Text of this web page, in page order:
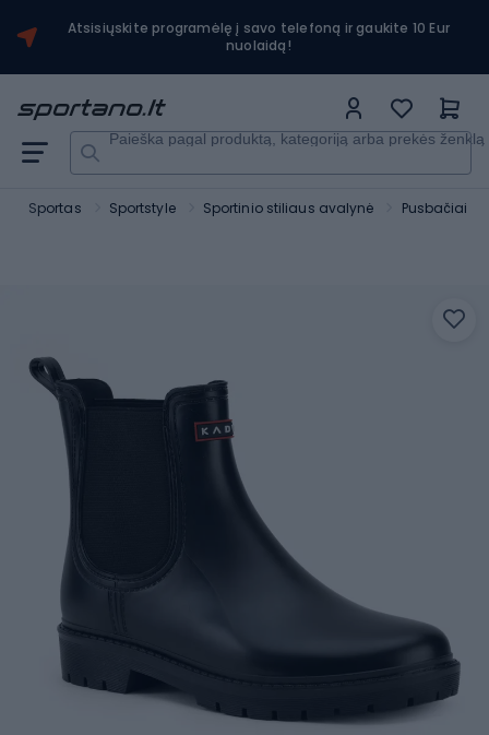
Atsisiųskite programėlę į savo telefoną ir gaukite 10 Eur
nuolaidą!
Paieška pagal produktą, kategoriją arba prekės ženklą
Sportas Sportstyle Sportinio stiliaus avalynė Pusbačiai